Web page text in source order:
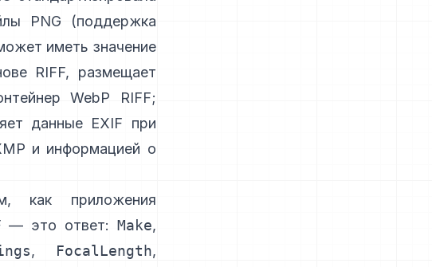
PNG (поддержка
иметь значение
RIFF, размещает
WebP RIFF;
данные EXIF при
и информацией о
как приложения
— это ответ: Make,
, FocalLength,